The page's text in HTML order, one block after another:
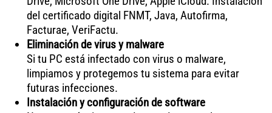
del certificado digital FNMT, Java, Autofirma,
Facturae, VeriFactu.
Eliminación de virus y malware
Si tu PC está infectado con virus o malware,
limpiamos y protegemos tu sistema para evitar
futuras infecciones.
Instalación y configuración de software